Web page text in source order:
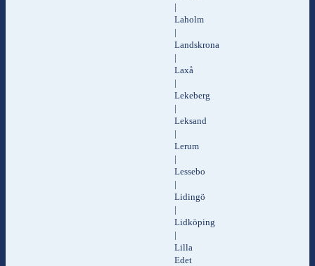
|
Laholm
|
Landskrona
|
Laxå
|
Lekeberg
|
Leksand
|
Lerum
|
Lessebo
|
Lidingö
|
Lidköping
|
Lilla
Edet